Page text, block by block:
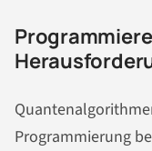
Programmierung